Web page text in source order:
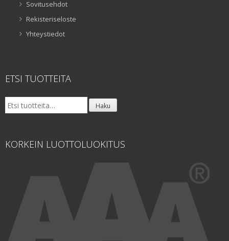
Sovitusehdot
Rekisteriseloste
Yhteystiedot
ETSI TUOTTEITA
Etsi: Haku
KORKEIN LUOTTOLUOKITUS